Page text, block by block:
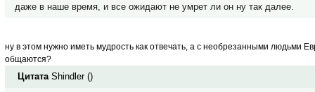
даже в наше время, и все ожидают не умрет ли он ну так далее.
ну в этом нужно иметь мудрость как отвечать, а с необрезанными людьми
общаются?
Цитата Shindler()